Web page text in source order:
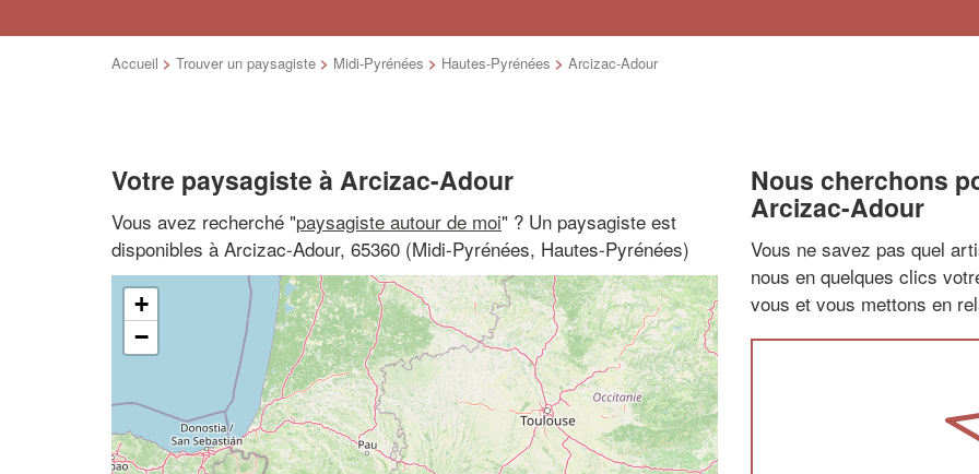
Accueil > Trouver un paysagiste > Midi-Pyrénées > Hautes-Pyrénées > Arcizac-Adour
Votre paysagiste à Arcizac-Adour
Vous avez recherché "paysagiste autour de moi" ? Un paysagiste est
disponibles à Arcizac-Adour, 65360 (Midi-Pyrénées, Hautes-Pyrénées)
+
−
Nous cherchons
Arcizac-Adour
Vous ne savez pas quel
nous en quelques clics
vous et vous mettons en